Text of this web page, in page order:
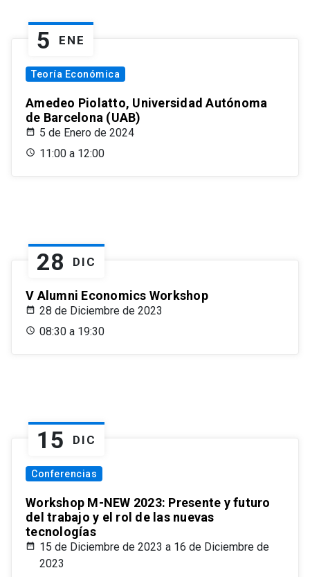
5 ENE
Teoría Económica
Amedeo Piolatto, Universidad Autónoma
de Barcelona (UAB)
5 de Enero de 2024
11:00 a 12:00
28 DIC
V Alumni Economics Workshop
28 de Diciembre de 2023
08:30 a 19:30
15 DIC
Conferencias
Workshop M-NEW 2023: Presente y futuro
del trabajo y el rol de las nuevas
tecnologías
15 de Diciembre de 2023 a 16 de Diciembre de
2023